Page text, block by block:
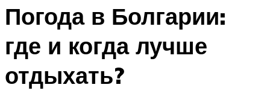
Погода в Болгарии:
где и когда лучше
отдыхать?